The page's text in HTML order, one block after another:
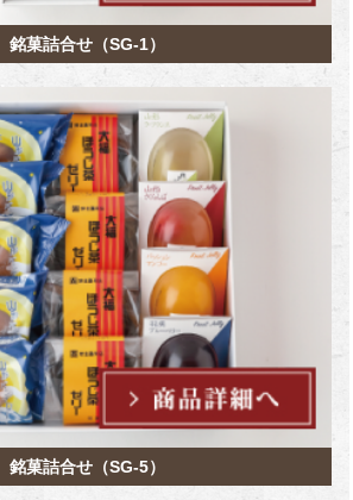
銘菓詰合せ（SG-1）
銘菓詰合せ（SG-5）